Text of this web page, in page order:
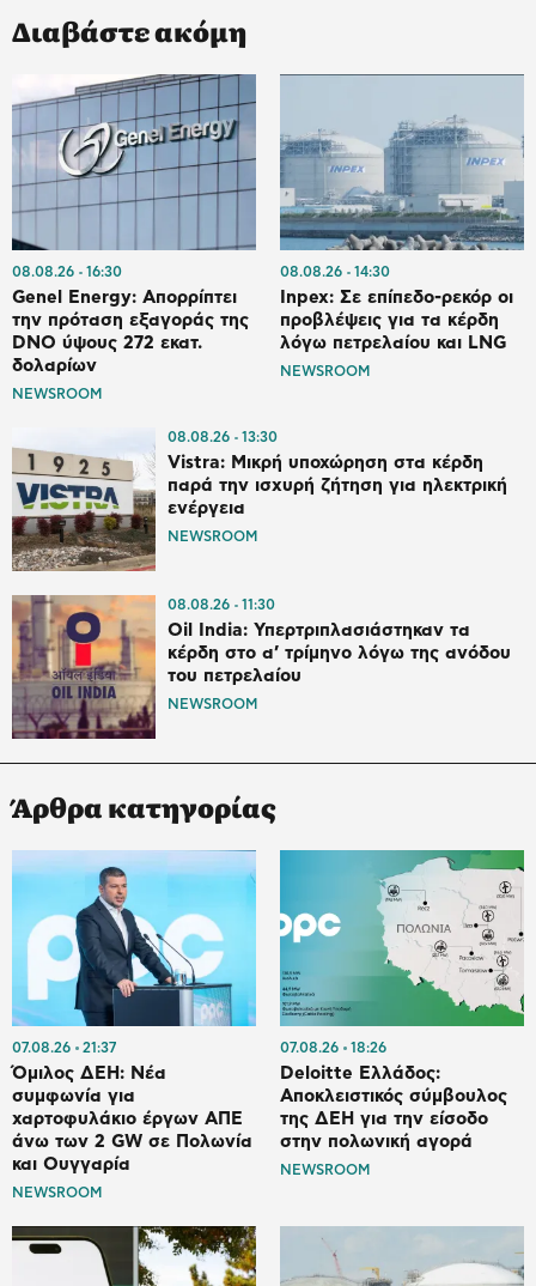
Διαβάστε ακόμη
08.08.26 16:30
Genel Energy: Απορρίπτει
την πρόταση εξαγοράς της
DNO ύψους 272 εκατ.
δολαρίων
NEWSROOM
08.08.26 14:30
Inpex: Σε επίπεδο-ρεκόρ οι
προβλέψεις για τα κέρδη
λόγω πετρελαίου και LNG
NEWSROOM
08.08.26 13:30
Vistra: Μικρή υποχώρηση στα κέρδη
παρά την ισχυρή ζήτηση για ηλεκτρική
ενέργεια
NEWSROOM
08.08.26 11:30
Oil India: Υπερτριπλασιάστηκαν τα
κέρδη στο α’ τρίμηνο λόγω της ανόδου
του πετρελαίου
NEWSROOM
Άρθρα κατηγορίας
07.08.26 21:37
Όμιλος ΔΕΗ: Νέα
συμφωνία για
χαρτοφυλάκιο έργων ΑΠΕ
άνω των 2 GW σε Πολωνία
και Ουγγαρία
NEWSROOM
07.08.26 18:26
Deloitte Ελλάδος:
Αποκλειστικός σύμβουλος
της ΔΕΗ για την είσοδο
στην πολωνική αγορά
NEWSROOM